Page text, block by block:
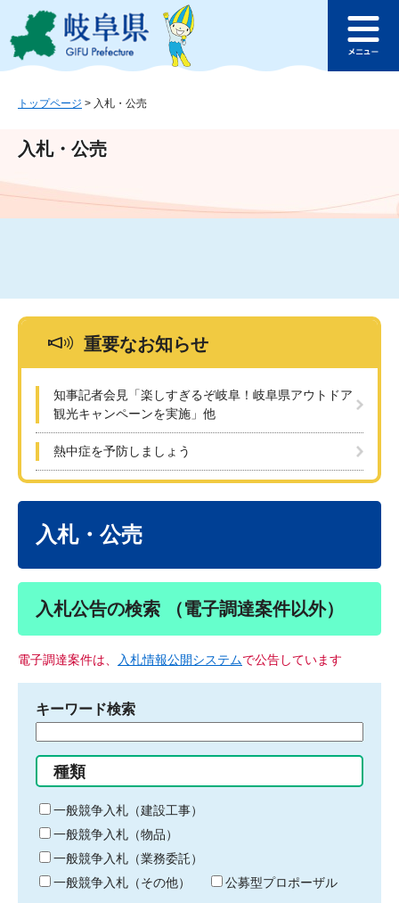
ジ
ュ
文
このページの本文へ
ュ
トップページ > 入札・公売
入札・公売
重要なお知らせ
知事記者会見「楽しすぎるぞ岐阜！岐阜県アウトドア
観光キャンペーンを実施」他
熱中症を予防しましょう
入札・公売
入札公告の検索 （電子調達案件以外）
電子調達案件は、 入札情報公開システムで公告しています
キーワード検索
る
キ
ー
ワ
ー
ド
種類
一般競争入札（建設工事）
一般競争入札（物品）
一般競争入札（業務委託）
一般競争入札（その他）
公募型プロポーザル